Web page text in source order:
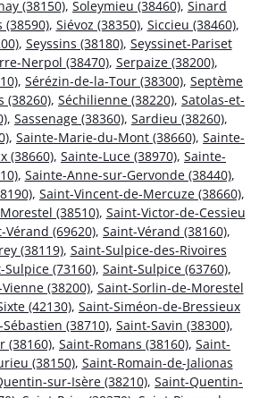
(38150), Soleymieu (38460), Sinard
(38590), Siévoz (38350), Siccieu (38460),
, Seyssins (38180), Seyssinet-Pariset
Nerpol (38470), Serpaize (38200),
, Sérézin-de-la-Tour (38300), Septème
(38260), Séchilienne (38220), Satolas-et-
, Sassenage (38360), Sardieu (38260),
, Sainte-Marie-du-Mont (38660), Sainte-
(38660), Sainte-Luce (38970), Sainte-
, Sainte-Anne-sur-Gervonde (38440),
, Saint-Vincent-de-Mercuze (38660),
(38510), Saint-Victor-de-Cessieu
Vérand (69620), Saint-Vérand (38160),
(38119), Saint-Sulpice-des-Rivoires
Sulpice (73160), Saint-Sulpice (63760),
(38200), Saint-Sorlin-de-Morestel
(42130), Saint-Siméon-de-Bressieux
(38710), Saint-Savin (38300),
(38160), Saint-Romans (38160), Saint-
(38150), Saint-Romain-de-Jalionas
sur-Isère (38210), Saint-Quentin-